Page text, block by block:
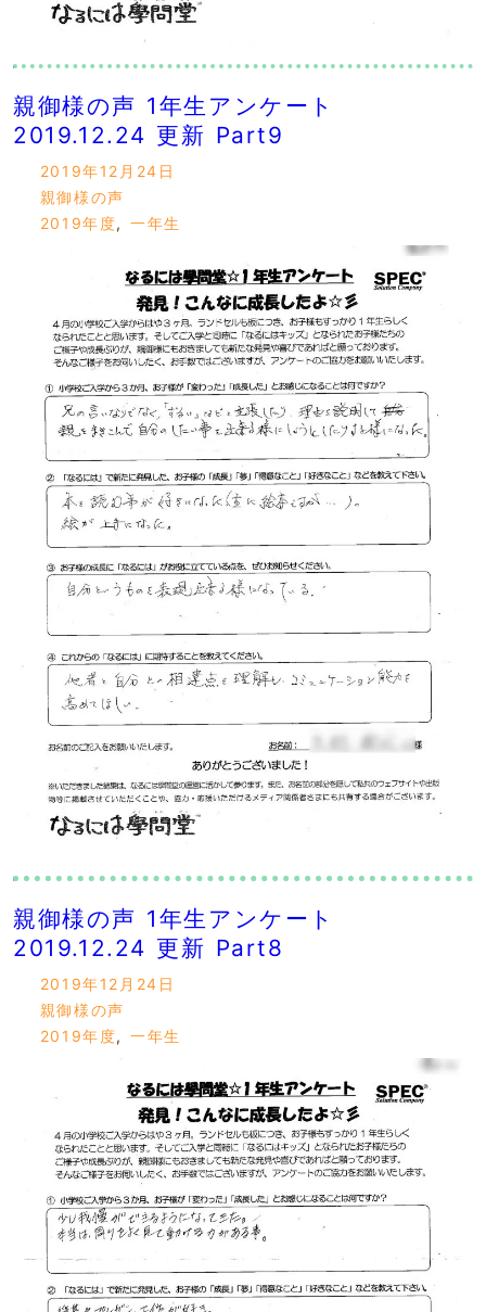
親御様の声 1年生アンケート
2019.12.24 更新 Part9
2019年12月24日
親御様の声
2019年度,一年生
親御様の声 1年生アンケート
2019.12.24 更新 Part8
2019年12月24日
親御様の声
2019年度,一年生